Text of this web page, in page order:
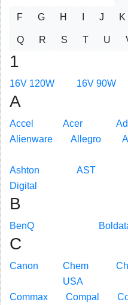
F G H J K
Q R S T U
1
16V 120W 16V 90W
A
Accel Acer
Alienware
Allegro
Ashton
Digital
AST
B
BenQ
C
Canon
Chem
USA
Commax Compal